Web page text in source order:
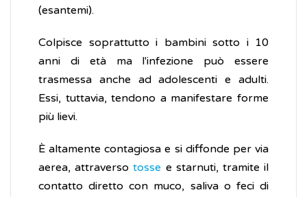
(esantemi).
Colpisce soprattutto i bambini sotto i 10
anni di età ma l'infezione può essere
trasmessa anche ad adolescenti e adulti.
Essi, tuttavia, tendono a manifestare forme
più lievi.
È altamente contagiosa e si diffonde per via
aerea, attraversotosse e starnuti, tramite il
contatto diretto con muco, saliva o feci di